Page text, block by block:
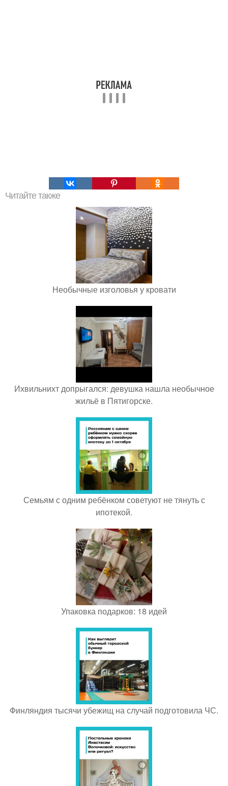
Читайте также
Необычные изголовья у кровати
Ихвильнихт допрыгался: девушка нашла необычное
жильё в Пятигорске.
Семьям с одним ребёнком советуют не тянуть с
ипотекой.
Упаковка подарков: 18 идей
Финляндия тысячи убежищ на случай подготовила ЧС.